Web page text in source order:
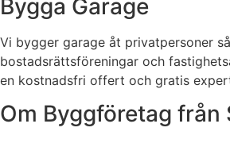
Bygga Garage
Vi bygger garage åt privatpersoner
bostadsrättsföreningar och
en kostnadsfri offert och gratis
Om Byggföretag från